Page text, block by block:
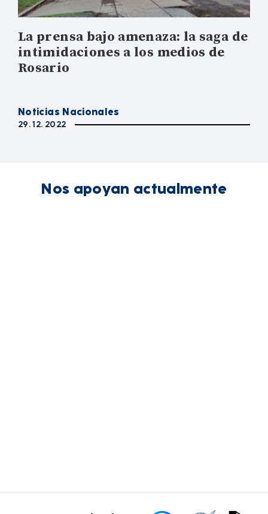
La prensa bajo amenaza: la saga de
intimidaciones a los medios de
Rosario
Noticias Nacionales
29. 12. 2022
Nos apoyan actualmente